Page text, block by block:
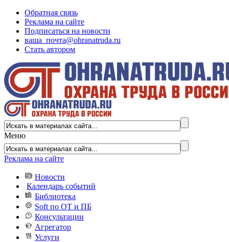
Обратная связь
Реклама на сайте
Подписаться на новости
ваша_почта@ohranatruda.ru
Стать автором
Меню
Реклама на сайте
Новости
Календарь событий
Библиотека
Soft по ОТ и ПБ
Консультации
Агрегатор
Услуги